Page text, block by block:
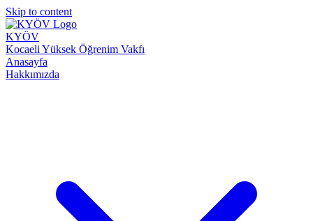
Skip to content
KYÖV
Kocaeli Yüksek Öğrenim Vakfı
Anasayfa
Hakkımızda